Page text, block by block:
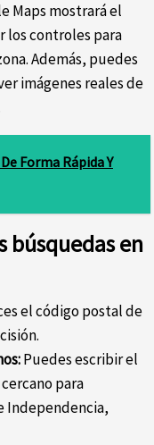
Maps mostrará el
los controles para
Además, puedes
imágenes reales de
Forma Rápida Y
búsquedas en
el código postal de
Puedes escribir el
para
Independencia,